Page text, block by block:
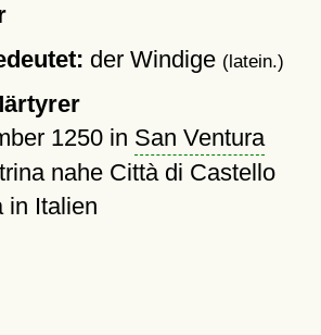
der Windige (latein.)
1250in San Ventura
nahe Città di Castello
in Italien